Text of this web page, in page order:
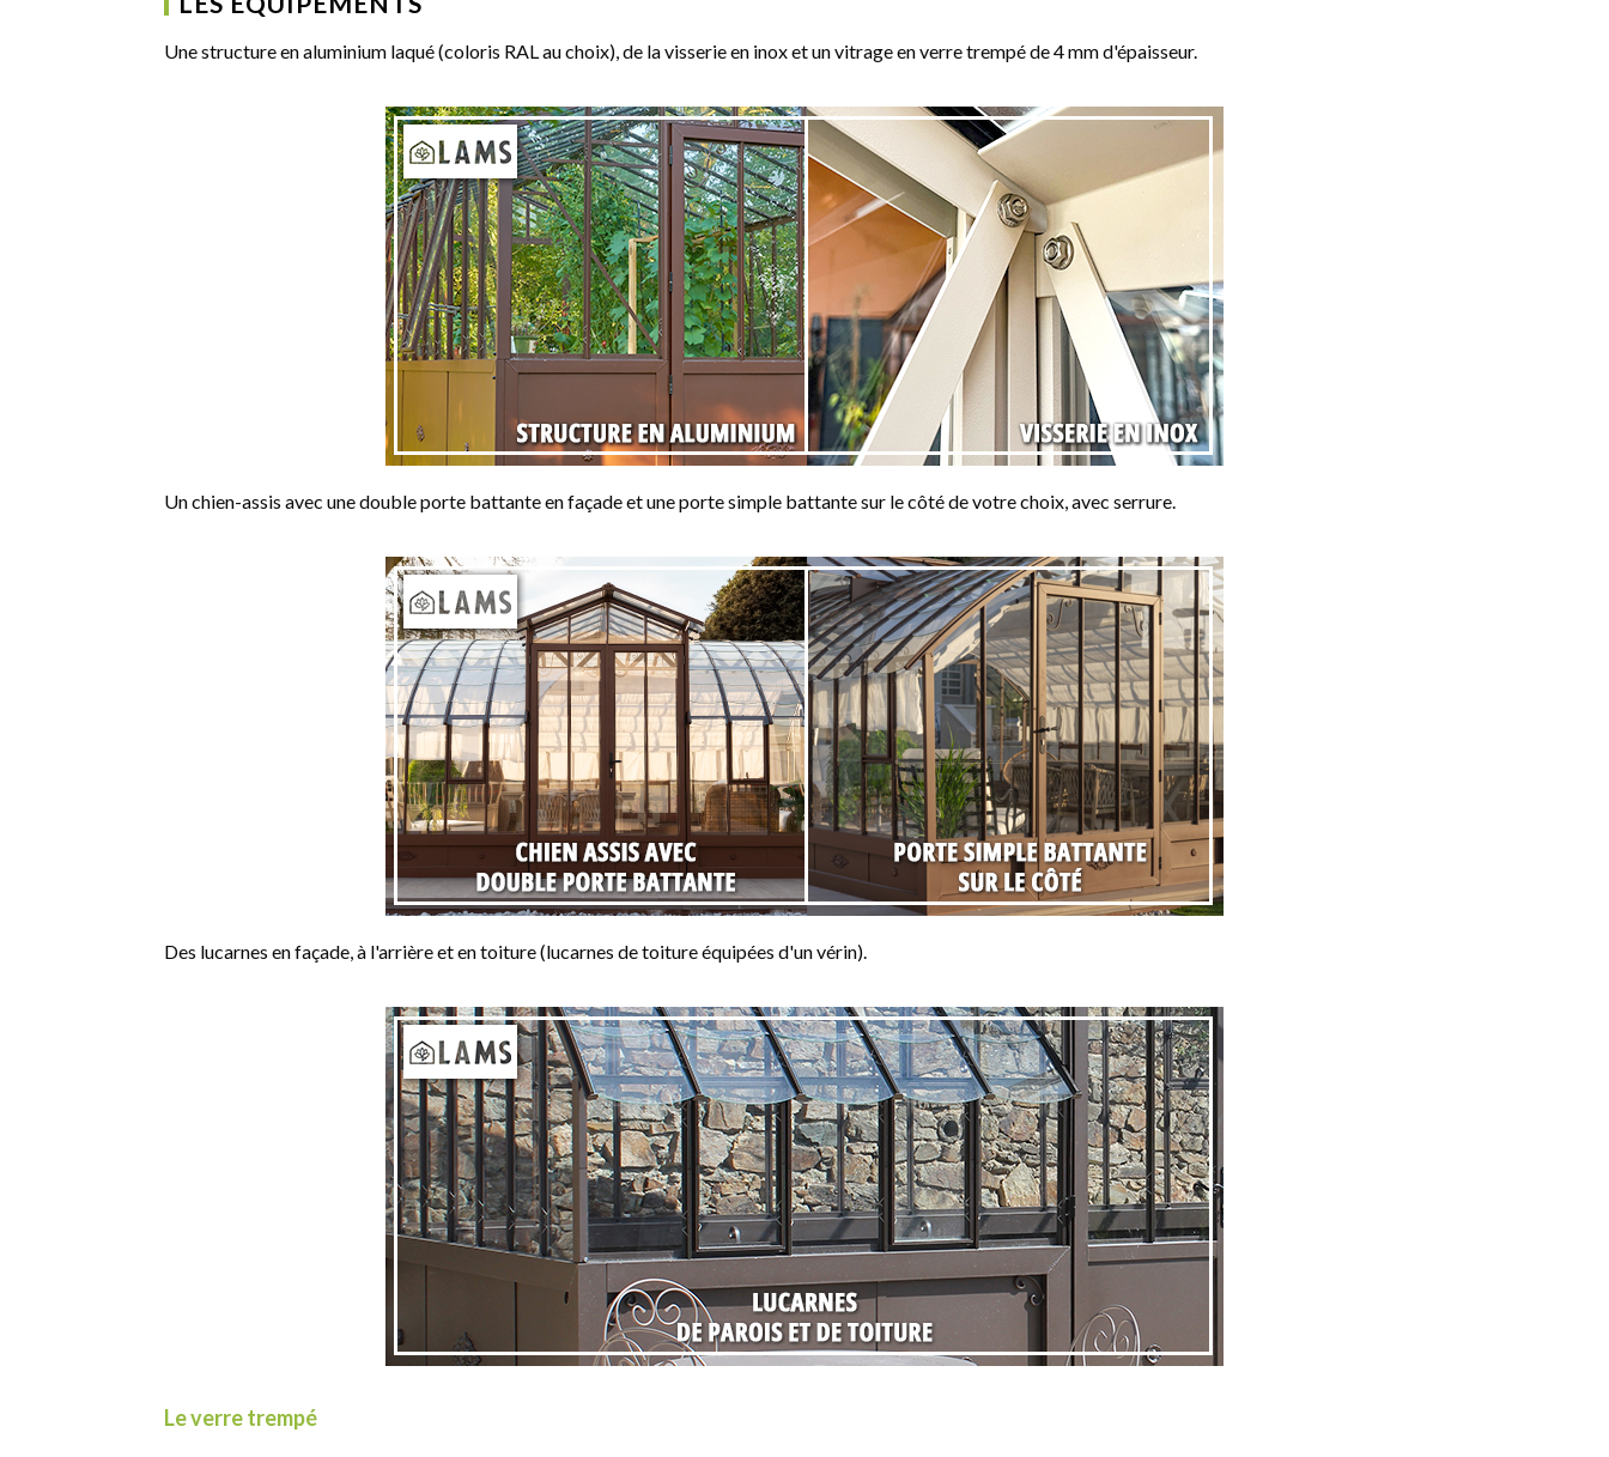
Une structure en aluminium laqué (coloris RAL au choix), de la visserie en inox et un vitrage en verre trempé de 4 mm d'épaisseur.
Un chien-assis avec une double porte battante en façade et une porte simple battante sur le côté de votre choix, avec serrure.
Des lucarnes en façade, à l'arrière et en toiture (lucarnes de toiture équipées d'un vérin).
Le verre trempé​